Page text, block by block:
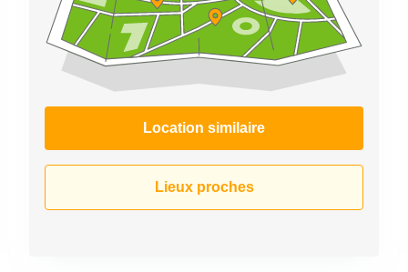
Location similaire
Lieux proches